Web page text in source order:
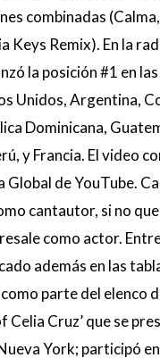
combinadas
Keys Remix). En la
la posición #1 en
Unidos, Argentina,
Dominicana,
y Francia. El video
Global de YouTube.
cantautor, si no
como actor.
además en las
parte del elenco
Celia Cruz’ que se
York; participó